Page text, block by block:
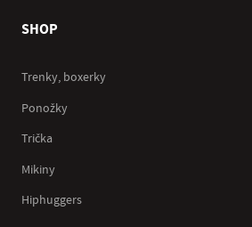
SHOP
Trenky, boxerky
Ponožky
Trička
Mikiny
Hiphuggers